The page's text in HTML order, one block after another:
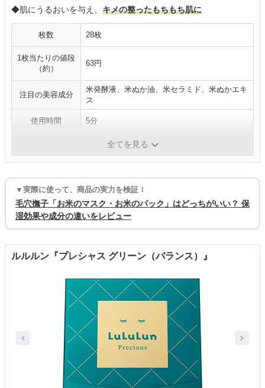
◆肌にうるおいを与え、 キメの整ったもちもち肌に
枚数 28枚
1枚当たりの値段
（約）
63円
注目の美容成分
米発酵液、米ぬか油、米セラミド、米ぬかエキ
ス
使用時間 5分
全てを見る
▼実際に使って、商品の実力を検証！
毛穴撫子「お米のマスク・お米のパック」はどっちがいい？ 保
湿効果や成分の違いをレビュー
ルルルン『プレシャス グリーン（バランス）』